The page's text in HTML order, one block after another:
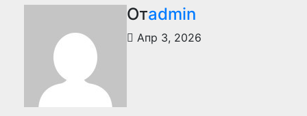
Отadmin
Апр 3, 2026